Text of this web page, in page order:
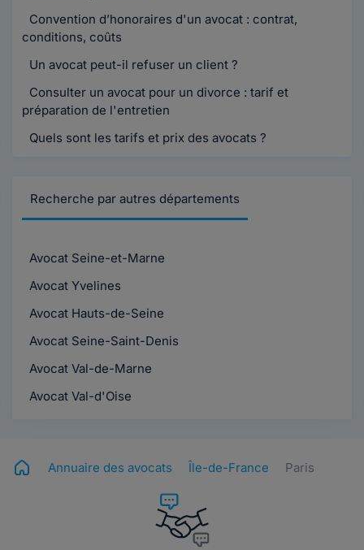
Convention d’honoraires d'un avocat : contrat,
conditions, coûts
Un avocat peut-il refuser un client ?
Consulter un avocat pour un divorce : tarif et
préparation de l'entretien
Quels sont les tarifs et prix des avocats ?
Recherche par autres départements
Avocat Seine-et-Marne
Avocat Yvelines
Avocat Hauts-de-Seine
Avocat Seine-Saint-Denis
Avocat Val-de-Marne
Avocat Val-d'Oise
Annuaire des avocats Île-de-France Paris